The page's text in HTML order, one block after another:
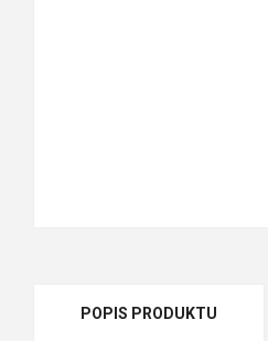
POPIS PRODUKTU